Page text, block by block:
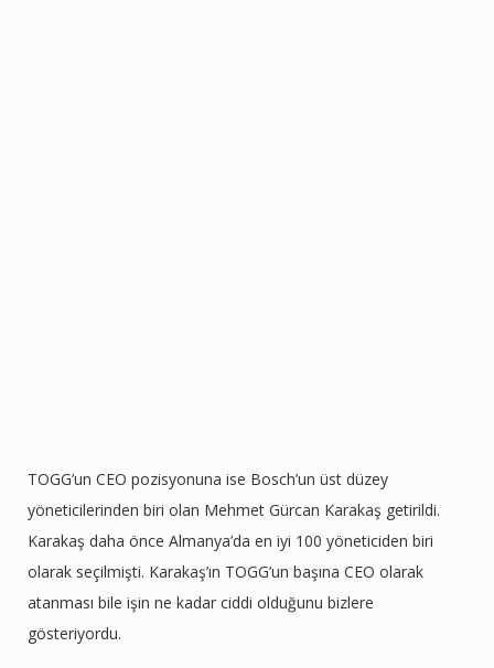
TOGG’un CEO pozisyonuna ise Bosch’un üst düzey
yöneticilerinden biri olan Mehmet Gürcan Karakaş getirildi.
Karakaş daha önce Almanya’da en iyi 100 yöneticiden biri
olarak seçilmişti. Karakaş’ın TOGG’un başına CEO olarak
atanması bile işin ne kadar ciddi olduğunu bizlere
gösteriyordu.